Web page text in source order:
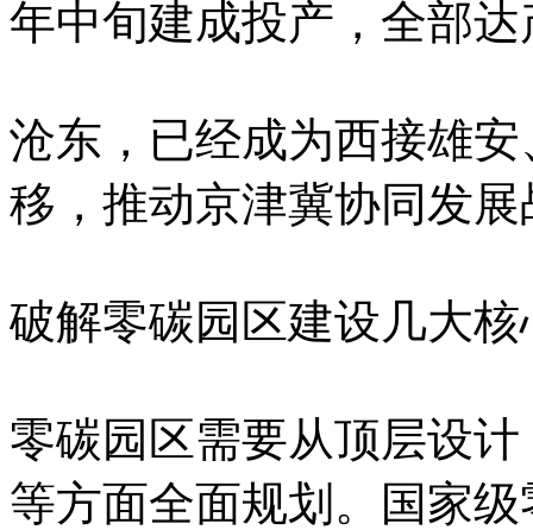
年中旬建成投产，全部
沧东，已经成为西接雄
移，推动京津冀协同发
破解零碳园区建设几大核
零碳园区需要从顶层设
等方面全面规划。国家